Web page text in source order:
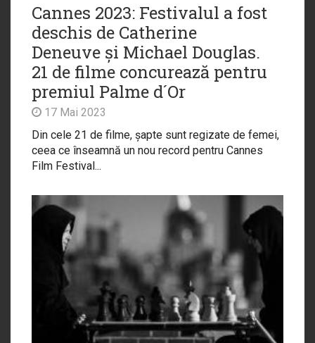
Cannes 2023: Festivalul a fost
deschis de Catherine
Deneuve și Michael Douglas.
21 de filme concurează pentru
premiul Palme d´Or
17 Mai 2023
Din cele 21 de filme, șapte sunt regizate de femei,
ceea ce înseamnă un nou record pentru Cannes
Film Festival...